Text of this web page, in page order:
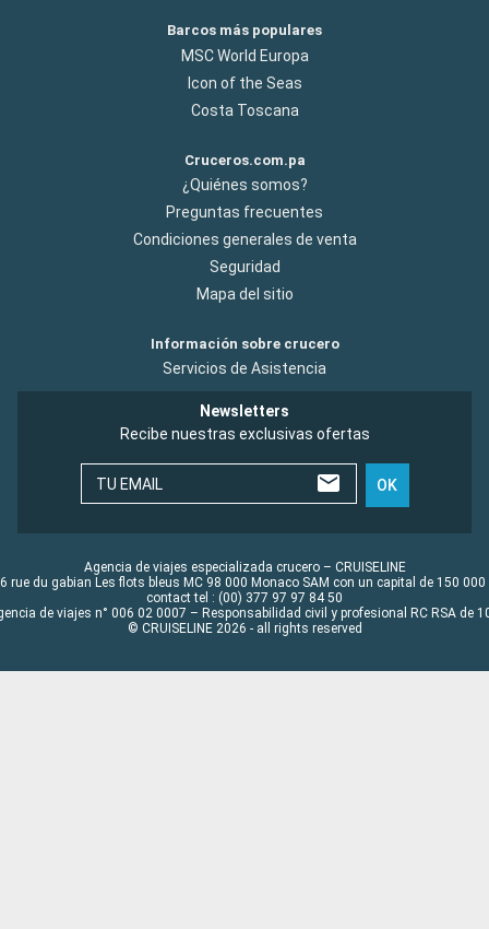
Barcos más populares
MSC World Europa
Icon of the Seas
Costa Toscana
Cruceros.com.pa
¿Quiénes somos?
Preguntas frecuentes
Condiciones generales de venta
Seguridad
Mapa del sitio
Información sobre crucero
Servicios de Asistencia
Newsletters
Recibe nuestras exclusivas ofertas
TU EMAIL OK
Agencia de viajes especializada crucero – CRUISELINE
rue du gabian Les flots bleus MC 98 000 Monaco SAM con un capital de 150 000
contact tel : (00) 377 97 97 84 50
de viajes n° 006 02 0007 – Responsabilidad civil y profesional RC RSA de
© CRUISELINE 2026 - all rights reserved